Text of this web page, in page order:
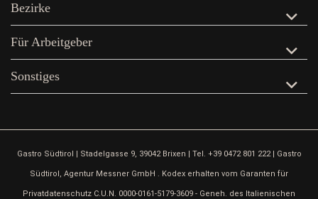
Bezirke
Für Arbeitgeber
Sonstiges
Gastro Südtirol | Stadelgasse 9, 39042 Brixen | Tel. +39 0472 801 222 | Gastro
Südtirol, Agentur Messner GmbH . Kodex erhalten vom Garanten für
Privatdatenschutz C.U.N. 0000-0161-5179-3609 - Geneh. des Italienischen